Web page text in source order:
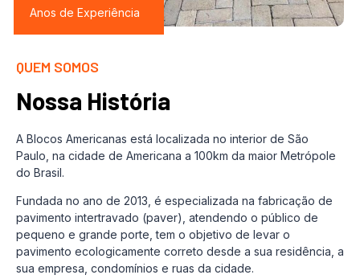
QUEM SOMOS
Nossa História
A Blocos Americanas está localizada no interior de São
Paulo, na cidade de Americana a 100km da maior Metrópole
do Brasil.
Fundada no ano de 2013, é especializada na fabricação de
pavimento intertravado (paver), atendendo o público de
pequeno e grande porte, tem o objetivo de levar o
pavimento ecologicamente correto desde a sua residência, a
sua empresa, condomínios e ruas da cidade.
Anos de Experiência